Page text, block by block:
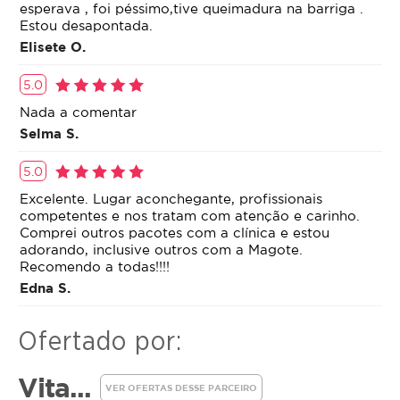
ácido graxo livre, por sua vez, é reaproveitado pelo
corpo como energia
esperava , foi péssimo,tive queimadura na barriga .
Estou desapontada.
Elisete O.
5.0
Nada a comentar
Selma S.
5.0
Excelente. Lugar aconchegante, profissionais
competentes e nos tratam com atenção e carinho.
Comprei outros pacotes com a clínica e estou
adorando, inclusive outros com a Magote.
Recomendo a todas!!!!
Edna S.
Ofertado por:
Vita... VER OFERTAS DESSE PARCEIRO